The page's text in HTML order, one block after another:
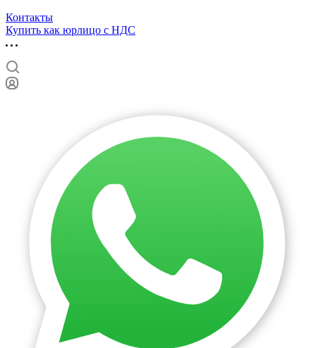
Контакты
Купить как юрлицо с НДС